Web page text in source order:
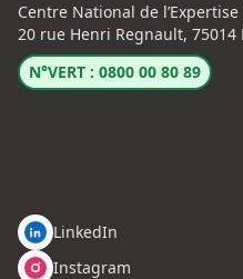
Centre National de l’Expertise
20 rue Henri Regnault, 75014
N°VERT : 0800 00 80 89
LinkedIn
Instagram